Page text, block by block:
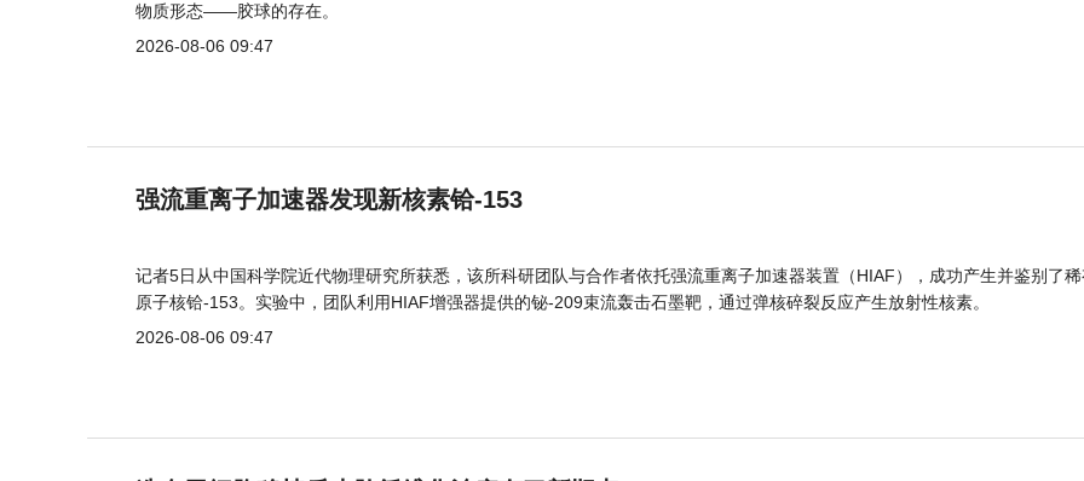
物质形态——胶球的存在。
2026-08-06 09:47
强流重离子加速器发现新核素铪-153
记者5日从中国科学院近代物理研究所获悉，该所科研团队与合作者依托强流重离子加速器装置（HIAF），成功产生并鉴别了
原子核铪-153。实验中，团队利用HIAF增强器提供的铋-209束流轰击石墨靶，通过弹核碎裂反应产生放射性核素。
2026-08-06 09:47